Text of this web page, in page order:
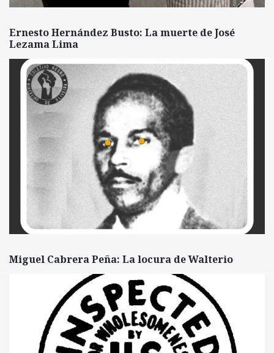
Ernesto Hernández Busto: La muerte de José
Lezama Lima
Miguel Cabrera Peña: La locura de Walterio